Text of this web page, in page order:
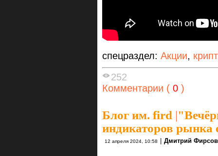
спецраздел: Акции,
252
Комментарии ( 0 )
Блог им. fird |
индикаторов рынка
12 апреля 2024, 10:58 Дмитрий Фирсов